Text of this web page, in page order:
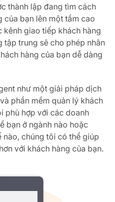
thành lập đang tìm cách
của bạn lên một tầm cao
kênh giao tiếp khách hàng
tập trung sẽ cho phép nhân
hàng của bạn dễ dàng
như một giải pháp dịch
phần mềm quản lý khách
phù hợp với các doanh
bạn ở ngành nào hoặc
chúng tôi có thể giúp
với khách hàng của bạn.